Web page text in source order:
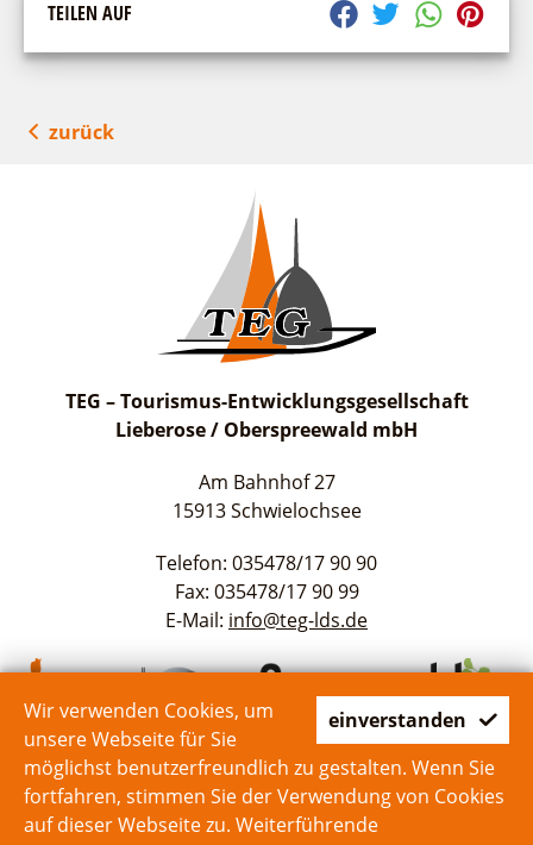
einverstanden
Wir verwenden Cookies, um
unsere Webseite für Sie
möglichst benutzerfreundlich zu gestalten. Wenn Sie
fortfahren, stimmen Sie der Verwendung von Cookies
auf dieser Webseite zu. Weiterführende
TEILEN AUF
zurück
TEG – Tourismus-Entwicklungsgesellschaft
Lieberose / Oberspreewald mbH
Am Bahnhof 27
15913 Schwielochsee
Telefon: 035478/17 90 90
Fax: 035478/17 90 99
E-Mail: info@teg-lds.de
Start Kontakt Impressum Datenschutz